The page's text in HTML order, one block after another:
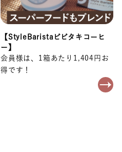
【StyleBaristaビビタキコーヒ
ー】
会員様は、1箱あたり1,404円お
得です！